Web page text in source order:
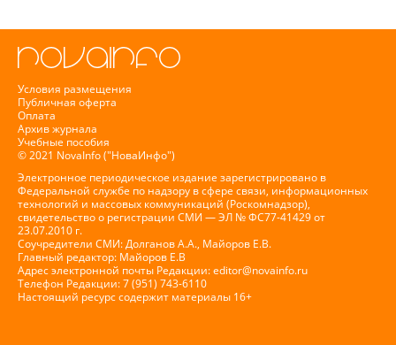
Условия размещения
Публичная оферта
Оплата
Архив журнала
Учебные пособия
© 2021 NovaInfo ("НоваИнфо")
Электронное периодическое издание зарегистрировано в
Федеральной службе по надзору в сфере связи, информационных
технологий и массовых коммуникаций (Роскомнадзор),
свидетельство о регистрации СМИ — ЭЛ № ФС77-41429 от
23.07.2010 г.
Соучредители СМИ: Долганов А.А., Майоров Е.В.
Главный редактор: Майоров Е.В
Адрес электронной почты Редакции:editor@novainfo.ru
Телефон Редакции: 7 (951) 743-6110
Настоящий ресурс содержит материалы 16+